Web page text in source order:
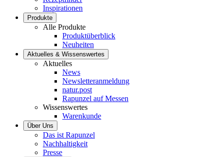
Inspirationen
Produkte
Alle Produkte
Produktüberblick
Neuheiten
Aktuelles & Wissenswertes
Aktuelles
News
Newsletteranmeldung
natur.post
Rapunzel auf Messen
Wissenswertes
Warenkunde
Über Uns
Das ist Rapunzel
Nachhaltigkeit
Presse